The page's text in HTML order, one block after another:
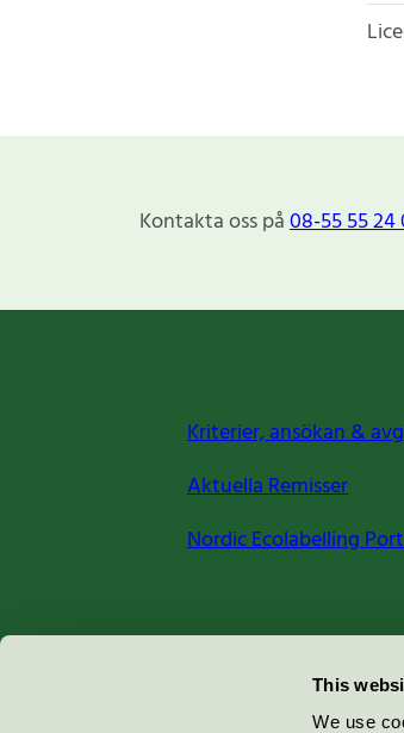
This
We use
Kontakta oss på08-55 55 24
Kriterier, ansökan &
Aktuella Remisser
Nordic Ecolabelling
Miljömärkning Sverige AB